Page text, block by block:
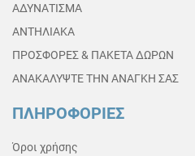
ΑΔΥΝΑΤΙΣΜΑ
ΑΝΤΗΛΙΑΚΑ
ΠΡΟΣΦΟΡΕΣ & ΠΑΚΕΤΑ ΔΩΡΩΝ
ΑΝΑΚΑΛΥΨΤΕ ΤΗΝ ΑΝΑΓΚΗ ΣΑΣ
ΠΛΗΡΟΦΟΡΙΕΣ
Όροι χρήσης